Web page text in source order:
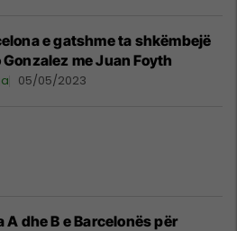
e gatshme ta shkëmbejë
Gonzalez me Juan Foyth
05/05/2023
A dhe B e Barcelonës për